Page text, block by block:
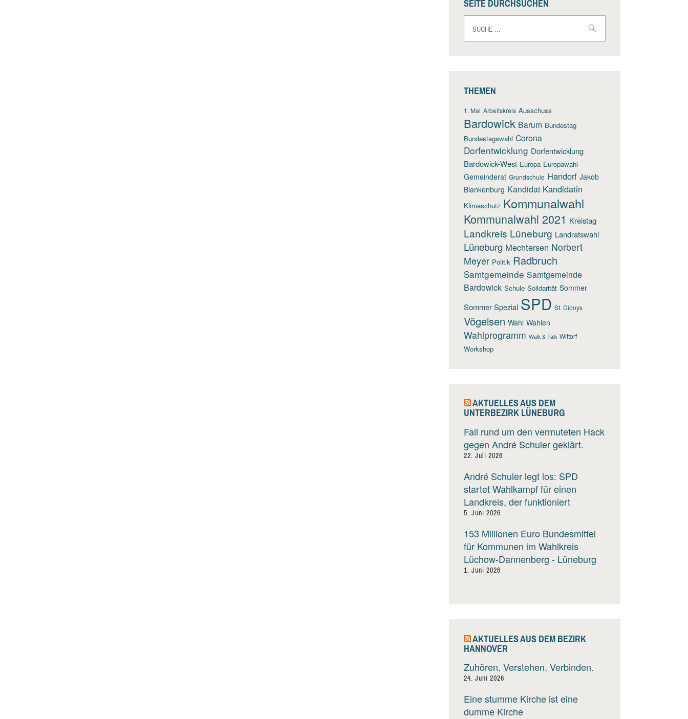
SEITE DURCHSUCHEN
nach:
THEMEN
1. Mai Arbeitskreis Ausschuss
Bardowick Barum Bundestag
Bundestagswahl Corona
Dorfentwicklung Dorfentwicklung
Bardowick-West Europa Europawahl
Gemeinderat Grundschule Handorf Jakob
Blankenburg Kandidat Kandidatin
Klimaschutz Kommunalwahl
Kommunalwahl 2021 Kreistag
Landkreis Lüneburg Landratswahl
Lüneburg Mechtersen Norbert
Meyer Politik Radbruch
Samtgemeinde Samtgemeinde
Bardowick Schule Solidarität Sommer
Sommer Spezial SPD St. Dionys
Vögelsen Wahl Wahlen
Wahlprogramm Walk & Talk Wittorf
Workshop
AKTUELLES AUS DEM
UNTERBEZIRK LÜNEBURG
Fall rund um den vermuteten Hack
gegen André Schuler geklärt.
22. Juli 2026
André Schuler legt los: SPD
startet Wahlkampf für einen
Landkreis, der funktioniert
5. Juni 2026
153 Millionen Euro Bundesmittel
für Kommunen im Wahlkreis
Lüchow-Dannenberg - Lüneburg
1. Juni 2026
AKTUELLES AUS DEM BEZIRK
HANNOVER
Zuhören. Verstehen. Verbinden.
24. Juni 2026
Eine stumme Kirche ist eine
dumme Kirche